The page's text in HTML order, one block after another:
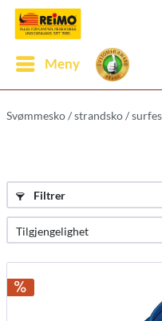
Meny
Svømmesko / strandsko /
Filtrer